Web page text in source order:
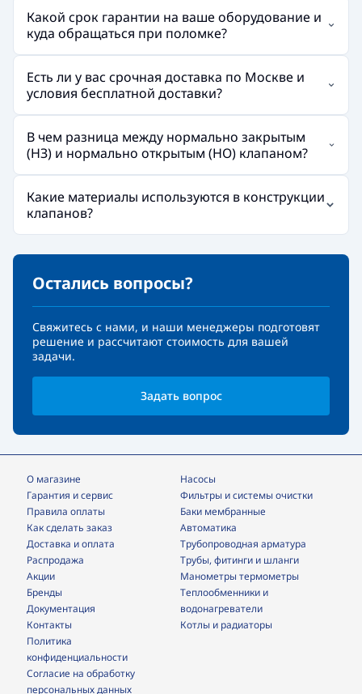
Какой срок гарантии на ваше оборудование и
куда обращаться при поломке?
Есть ли у вас срочная доставка по Москве и
условия бесплатной доставки?
В чем разница между нормально закрытым
(НЗ) и нормально открытым (НО) клапаном?
Какие материалы используются в конструкции
клапанов?
Остались вопросы?
Свяжитесь с нами, и наши менеджеры подготовят
решение и рассчитают стоимость для вашей
задачи.
Задать вопрос
О магазине
Гарантия и сервис
Правила оплаты
Как сделать заказ
Доставка и оплата
Распродажа
Акции
Бренды
Документация
Контакты
Насосы
фильтры и системы очистки
Баки мембранные
Автоматика
трубопроводная арматура
трубы, фитинги и шланги
манометры термометры
теплообменники и
водонагреватели
Котлы и радиаторы
Политика
конфиденциальности
Согласие на обработку
персональных данных